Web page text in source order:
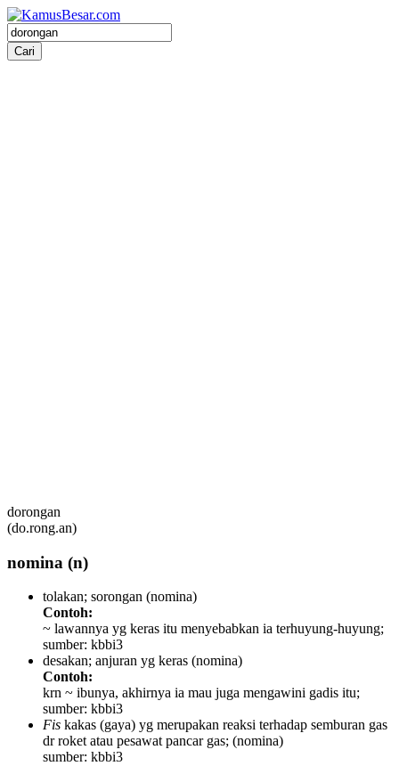
dorongan
(do.rong.an)
nomina (n)
tolakan; sorongan (nomina)
Contoh:
~ lawannya yg keras itu menyebabkan ia terhuyung-huyung;
sumber: kbbi3
desakan; anjuran yg keras (nomina)
Contoh:
krn ~ ibunya, akhirnya ia mau juga mengawini gadis itu;
sumber: kbbi3
Fis kakas (gaya) yg merupakan reaksi terhadap semburan gas
dr roket atau pesawat pancar gas; (nomina)
sumber: kbbi3